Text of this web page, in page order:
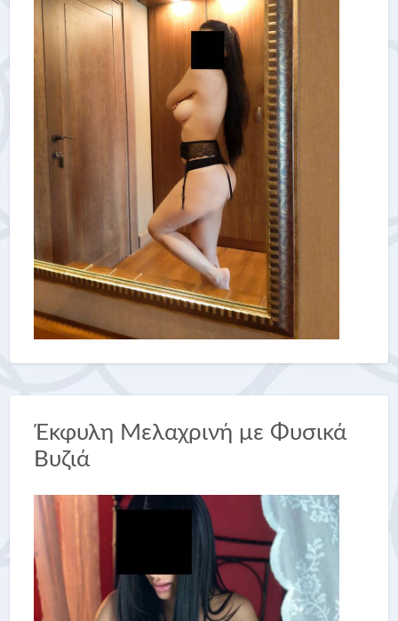
Έκφυλη Μελαχρινή με Φυσικά
Βυζιά